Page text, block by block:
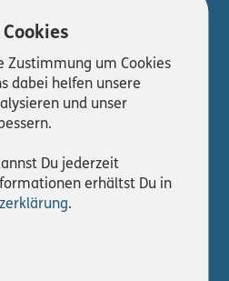
Zustimmung um Cookies
dabei helfen unsere
und unser
Du jederzeit
erhältst Du in
.